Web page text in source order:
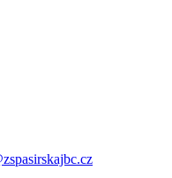
zspasirskajbc.cz